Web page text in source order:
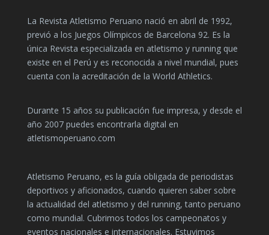
La Revista Atletismo Peruano nació en abril de 1992,
previó a los Juegos Olímpicos de Barcelona 92. Es la
única Revista especializada en atletismo y running que
existe en el Perú y es reconocida a nivel mundial, pues
cuenta con la acreditación de la World Athletics.
Durante 15 años su publicación fue impresa, y desde el
año 2007 puedes encontrarla digital en
atletismoperuano.com
Atletismo Peruano, es la guía obligada de periodistas
deportivos y aficionados, cuando quieren saber sobre
la actualidad del atletismo y del running, tanto peruano
como mundial. Cubrimos todos los campeonatos y
eventos nacionales e internacionales. Estuvimos